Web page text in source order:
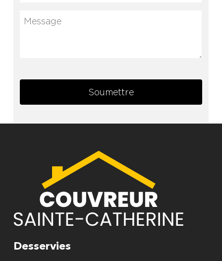
Soumettre
Alternative:
Desservies